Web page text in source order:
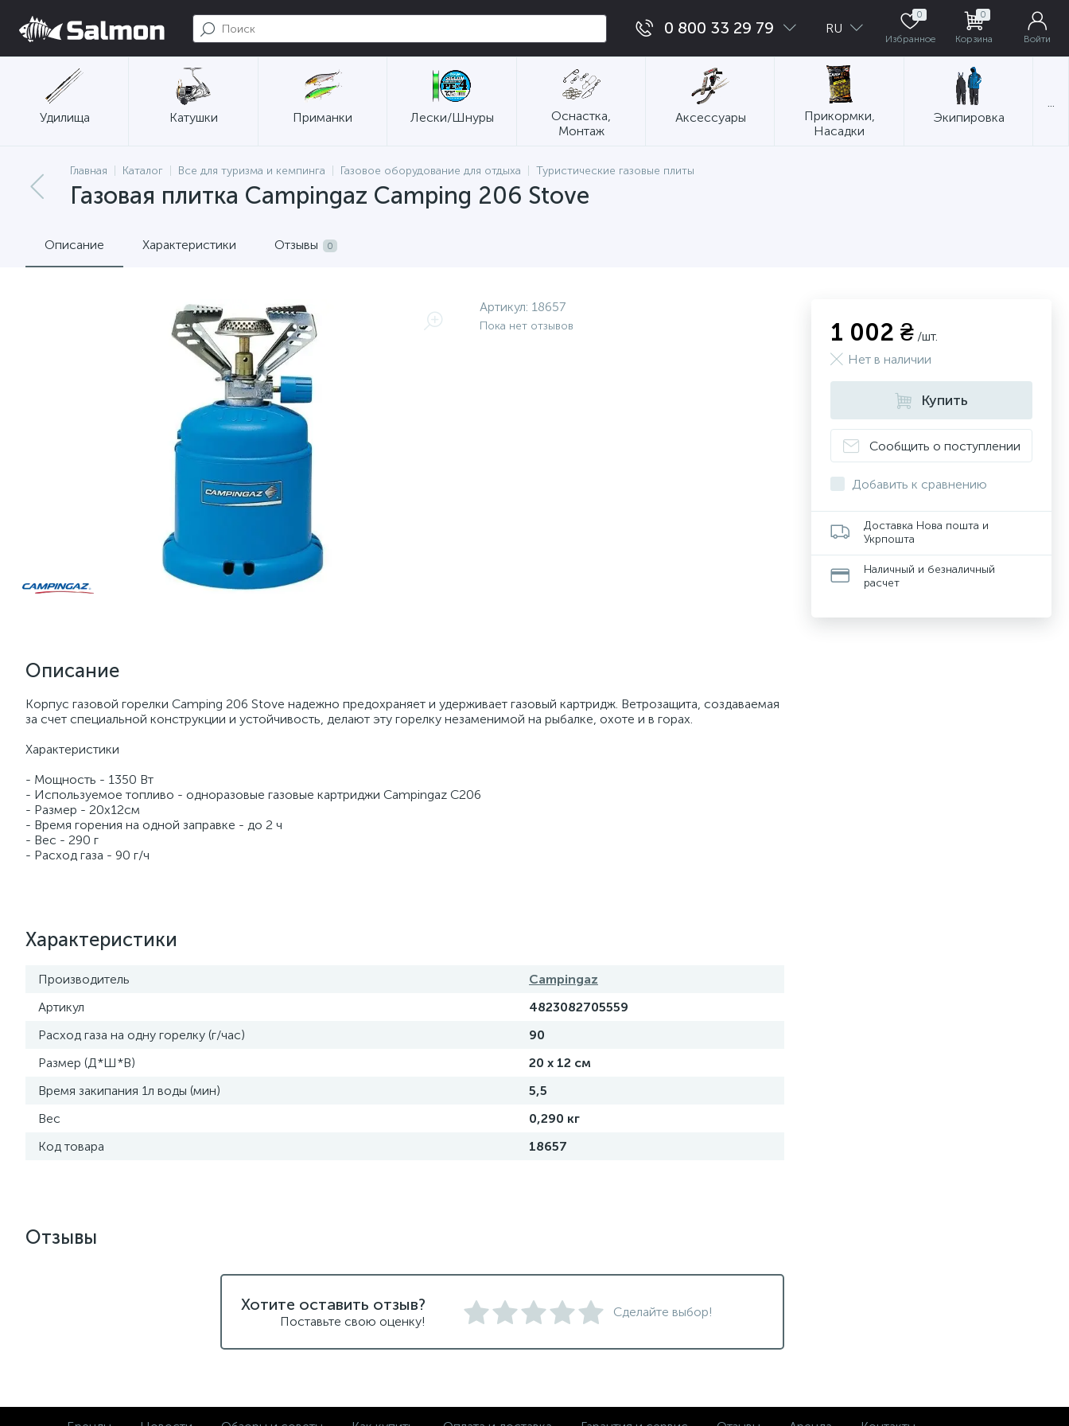
0 800 33 29 79 RU
0
Избранное
0
Корзина Войти
Удилища Катушки Приманки Лески/Шнуры
Оснастка,
Монтаж
Аксессуары
Прикормки,
Насадки
Экипировка
Главная Каталог Все для туризма и кемпинга Газовое оборудование для отдыха Туристические газовые плиты
Газовая плитка Campingaz Camping 206 Stove
Описание Характеристики Отзывы 0
Артикул: 18657
Пока нет отзывов
Описание
Корпус газовой горелки Camping 206 Stove надежно предохраняет и удерживает газовый картридж. Ветрозащита, создаваемая
за счет специальной конструкции и устойчивость, делают эту горелку незаменимой на рыбалке, охоте и в горах.
Характеристики
- Мощность - 1350 Вт
- Используемое топливо - одноразовые газовые картриджи Campingaz С206
- Размер - 20х12см
- Время горения на одной заправке - до 2 ч
- Вес - 290 г
- Расход газа - 90 г/ч
Характеристики
Производитель
Campingaz
Артикул
4823082705559
Расход газа на одну горелку (г/час)
90
Размер (Д*Ш*В)
20 х 12 см
Время закипания 1л воды (мин)
5,5
Вес
0,290 кг
Код товара
18657
1 002 ₴ /шт.
Нет в наличии
Купить
Сообщить о поступлении
Добавить к сравнению
Доставка Нова пошта и
Укрпошта
Наличный и безналичный
расчет
Отзывы
Хотите оставить отзыв?
Поставьте свою оценку!
Сделайте выбор!